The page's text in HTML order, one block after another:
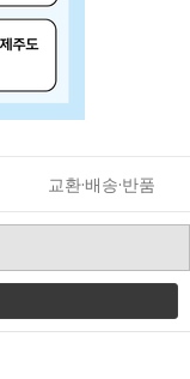
교환·배송·반품